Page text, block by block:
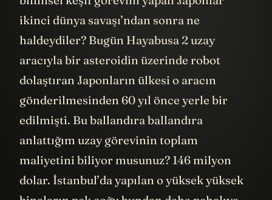
ikinci dünya savaşı’ndan sonra ne
haldeydiler? Bugün Hayabusa 2 uzay
aracıyla bir asteroidin üzerinde robot
dolaştıran Japonların ülkesi o aracın
gönderilmesinden 60 yıl önce yerle bir
edilmişti. Bu ballandıra ballandıra
anlattığım uzay görevinin toplam
maliyetini biliyor musunuz? 146 milyon
dolar. İstanbul’da yapılan o yüksek yüksek